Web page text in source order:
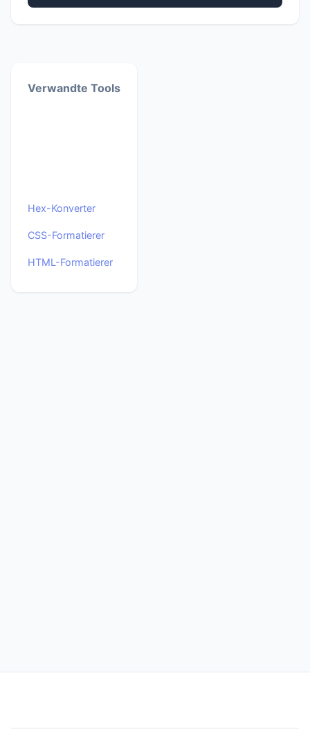
Verwandte Tools
Hex-Konverter
CSS-Formatierer
HTML-Formatierer